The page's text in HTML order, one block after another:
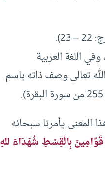
وفي اللغة العربية
تعالى وصف ذاته باسم
يأمرنا سبحانه
قَوَّامِينَ بِالْقِسْطِ شُهَدَاءَ للهِ